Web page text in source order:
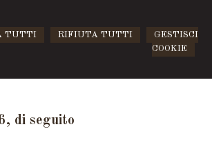
TUTTI RIFIUTA TUTTI
GESTISCI
COOKIE
di seguito